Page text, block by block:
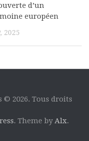
d’un
européen
2025
© 2026. Tous droits
. Theme byAlx.